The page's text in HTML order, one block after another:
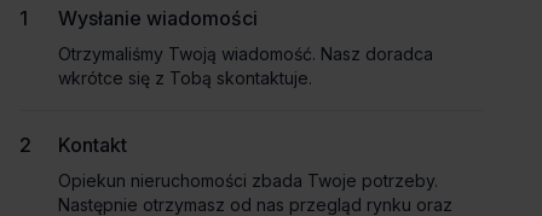
Wysłanie wiadomości
Otrzymaliśmy Twoją wiadomość. Nasz doradca
wkrótce się z Tobą skontaktuje.
Kontakt
Opiekun nieruchomości zbada Twoje potrzeby.
Następnie otrzymasz od nas przegląd rynku oraz
Imię i nazwisko
Nazwa firmy
Wysłanie wiadomości
Otrzymaliśmy Twoją wiadomość. Nasz doradca
wkrótce się z Tobą skontaktuje.
Kontakt
Opiekun nieruchomości zbada Twoje potrzeby.
Następnie otrzymasz od nas przegląd rynku oraz